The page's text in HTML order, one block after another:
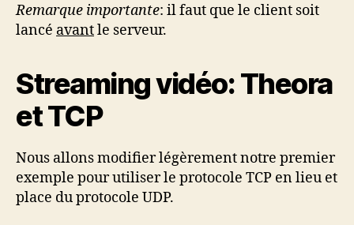
Remarque importante: il faut que le client soit
lancé avantle serveur.
Streaming vidéo: Theora
et TCP
Nous allons modifier légèrement notre premier
exemple pour utiliser le protocole TCP en lieu et
place du protocole UDP.